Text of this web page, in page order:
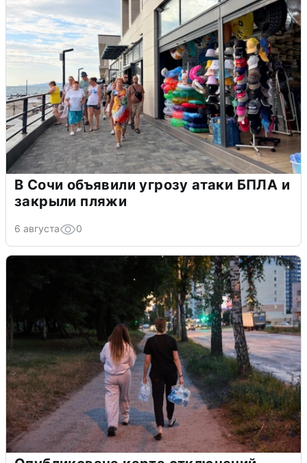
В Сочи объявили угрозу атаки БПЛА и
закрыли пляжи
6 августа 0